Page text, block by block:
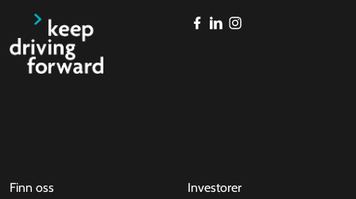
Finn oss Investorer